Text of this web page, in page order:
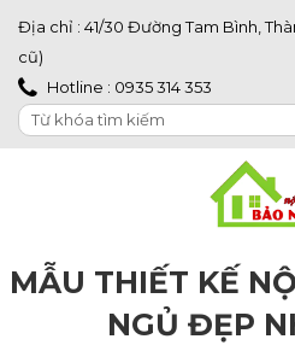
Địa chỉ : 41/30 Đường Tam Bình,
cũ)
Hotline : 0935 314 353
MẪU THIẾT KẾ
NGỦ ĐẸP